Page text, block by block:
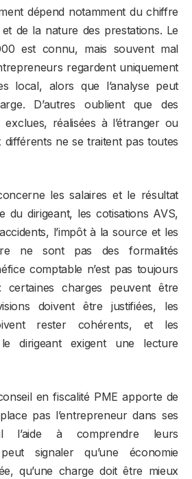
dépend notamment du chiffre
et de la nature des prestations. Le
est connu, mais souvent mal
regardent uniquement
local, alors que l’analyse peut
D’autres oublient que des
exclues, réalisées à l’étranger ou
différents ne se traitent pas toutes
les salaires et le résultat
du dirigeant, les cotisations AVS,
l’impôt à la source et les
ne sont pas des formalités
comptable n’est pas toujours
charges peuvent être
doivent être justifiées, les
rester cohérents, et les
dirigeant exigent une lecture
en fiscalité PME apporte de
pas l’entrepreneur dans ses
l’aide à comprendre leurs
signaler qu’une économie
qu’une charge doit être mieux